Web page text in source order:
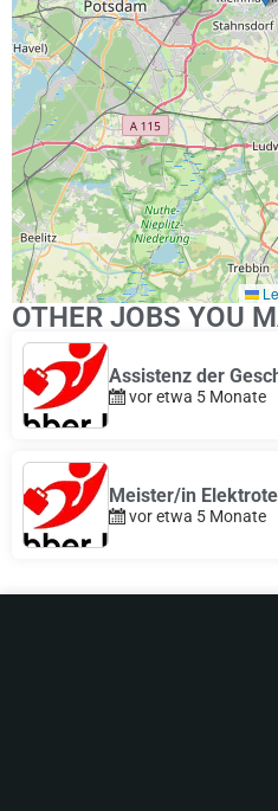
OTHER JOBS YOU
Assistenz der
vor etwa 5 Monate
Meister/in
vor etwa 5 Monate